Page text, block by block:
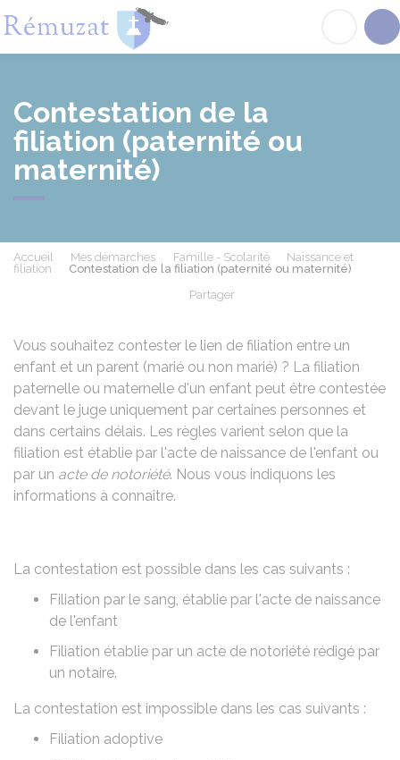
Contestation de la
filiation (paternité ou
maternité)
Accueil Mes démarches Famille - Scolarité
Naissance et
filiation
Contestation de la filiation (paternité ou maternité)
Partager
Vous souhaitez contester le lien de filiation entre un
enfant et un parent (marié ou non marié) ? La filiation
paternelle ou maternelle d'un enfant peut être contestée
devant le juge uniquement par certaines personnes et
dans certains délais. Les règles varient selon que la
filiation est établie par l'acte de naissance de l'enfant ou
par un acte de notoriété. Nous vous indiquons les
informations à connaître.
La contestation est possible dans les cas suivants :
Filiation par le sang, établie par l'acte de naissance
de l'enfant
Filiation établie par un acte de notoriété rédigé par
un notaire.
La contestation est impossible dans les cas suivants :
Filiation adoptive